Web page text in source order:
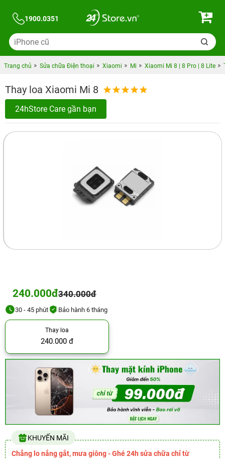
1900.0351
Trang chủ Sửa chữa Điện thoại Xiaomi Mi Xiaomi Mi 8 | 8 Pro | 8 Lite
Thay loa Xiaomi Mi 8
24hStore Care gần bạn
240.000đ340.000đ
30 - 45 phút Bảo hành 6 tháng
Thay loa
240.000 đ
KHUYẾN MÃI
Chẳng lo nắng gắt, mưa giông - Ghé 24h sửa chữa chỉ từ